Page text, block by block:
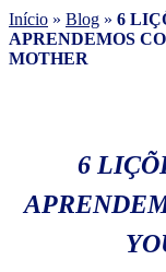
Início » Blog » 6
APRENDEMOS
MOTHER
6